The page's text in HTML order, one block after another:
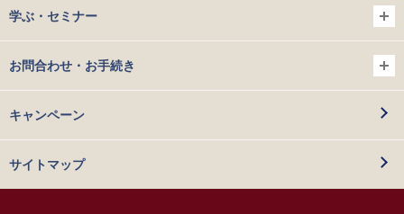
学ぶ・セミナー
お問合わせ・お手続き
キャンペーン
サイトマップ